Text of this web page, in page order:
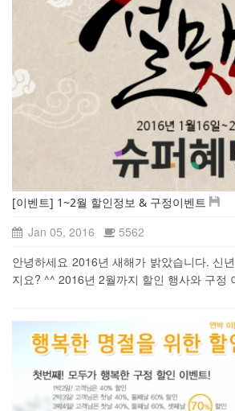
[이벤트] 1~2월 할인정보 & 구정이벤트
Jan 05, 2016
5562
안녕하세요 2016년 새해가 밝았습니다. 신
지요? ^^ 2016년 2월까지 할인 행사와 구정